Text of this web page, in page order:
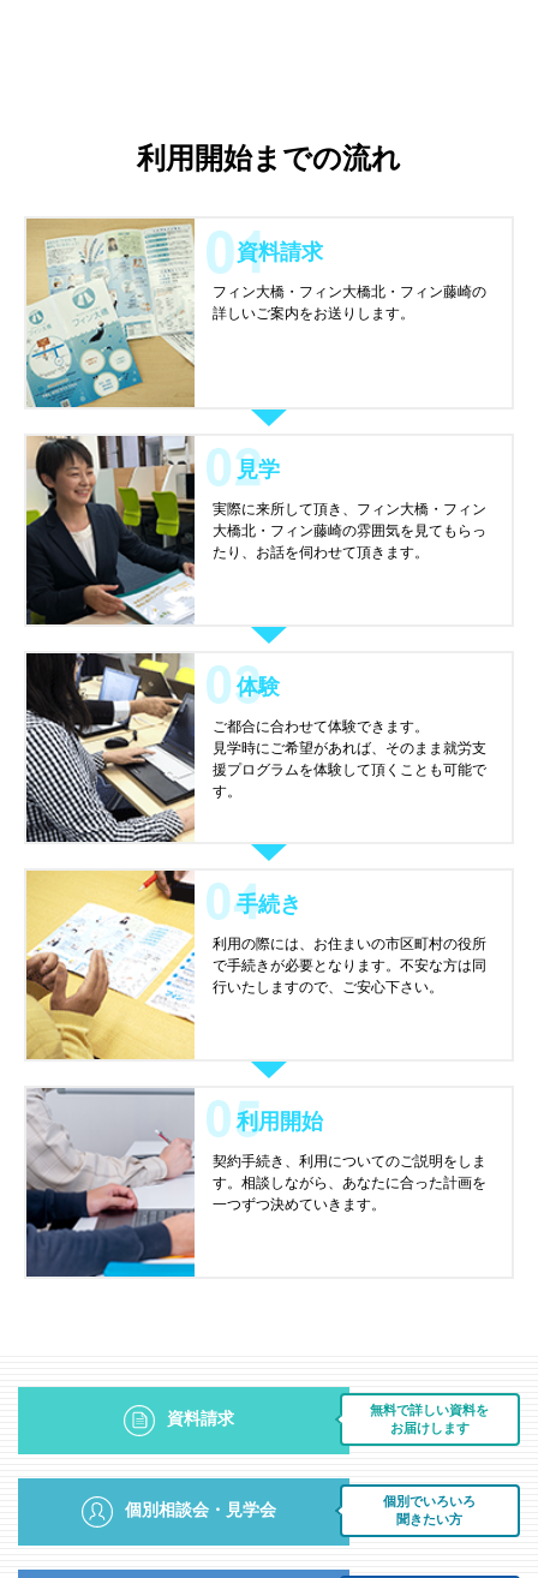
利用開始までの流れ
資料請求
フィン大橋・フィン大橋北・フィン藤崎の
詳しいご案内をお送りします。
見学
実際に来所して頂き、フィン大橋・フィン
大橋北・フィン藤崎の雰囲気を見てもらっ
たり、お話を伺わせて頂きます。
体験
ご都合に合わせて体験できます。
見学時にご希望があれば、そのまま就労支
援プログラムを体験して頂くことも可能で
す。
手続き
利用の際には、お住まいの市区町村の役所
で手続きが必要となります。不安な方は同
行いたしますので、ご安心下さい。
利用開始
契約手続き、利用についてのご説明をしま
す。相談しながら、あなたに合った計画を
一つずつ決めていきます。
無料で詳しい資料を
お届けします
資料請求
個別でいろいろ
聞きたい方
個別相談会・見学会